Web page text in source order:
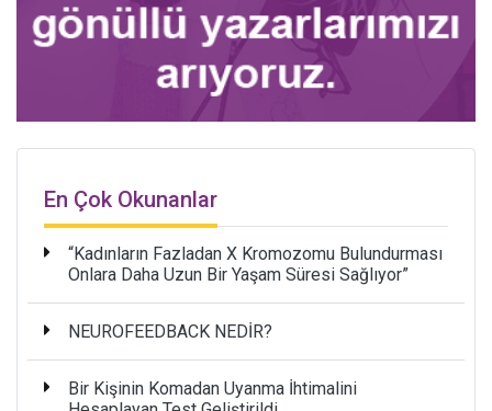
En Çok Okunanlar
“Kadınların Fazladan X Kromozomu Bulundurması
Onlara Daha Uzun Bir Yaşam Süresi Sağlıyor”
NEUROFEEDBACK NEDİR?
Bir Kişinin Komadan Uyanma İhtimalini